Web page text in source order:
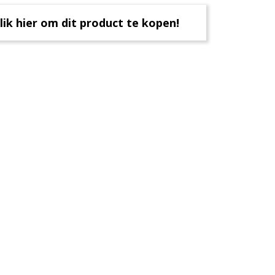
hier om dit product te kopen!